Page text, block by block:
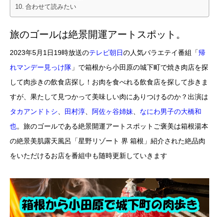
合わせて読みたい
旅のゴールは絶景開運アートスポット。
2023年5月1日19時放送のテレビ朝日の人気バラエテイ番組「帰
れマンデー見っけ隊 」で箱根から小田原の城下町で焼き肉店を探
して肉歩きの飲食店探し！お肉を食べれる飲食店を探して歩きま
すが、果たして見つかって美味しい肉にありつけるのか？出演は
タカアンドトシ、 田村淳、 阿佐ヶ谷姉妹、 なにわ男子の大橋和
也。旅のゴールである絶景開運アートスポットご褒美は箱根湯本
の絶景美肌露天風呂「星野リゾート 界 箱根」紹介された絶品肉
をいただけるお店を番組中も随時更新していきます